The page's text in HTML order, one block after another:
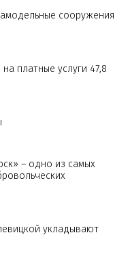
сооружения
платные услуги 47,8
– одно из самых
укладывают